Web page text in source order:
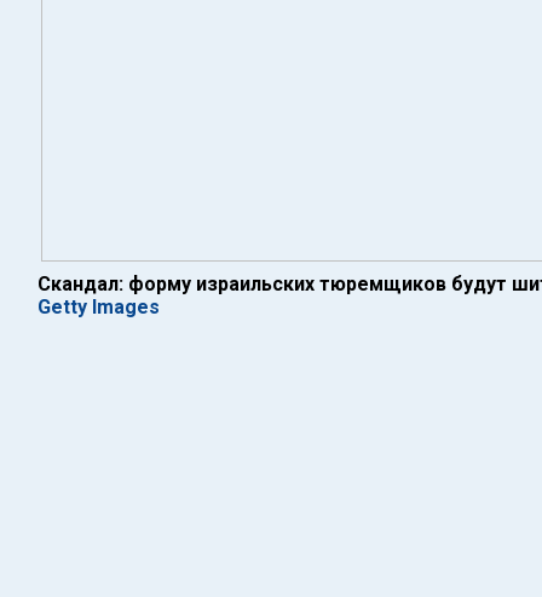
Скандал: форму израильских тюремщиков будут
Getty Images